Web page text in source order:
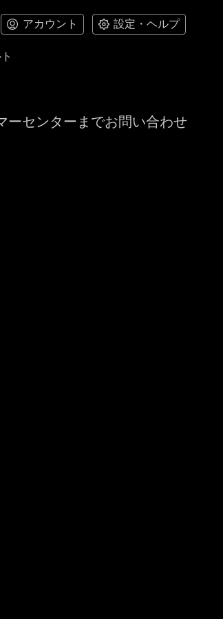
アカウント 設定・ヘルプ
ーセンターまでお問い合わせ